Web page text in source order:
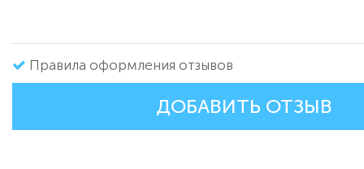
Правила оформления отзывов
ДОБАВИТЬ ОТЗЫВ